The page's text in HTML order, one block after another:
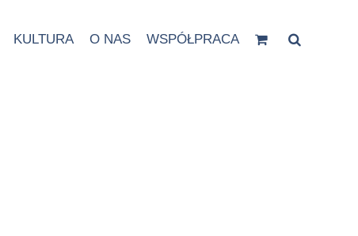
KULTURA O NAS WSPÓŁPRACA